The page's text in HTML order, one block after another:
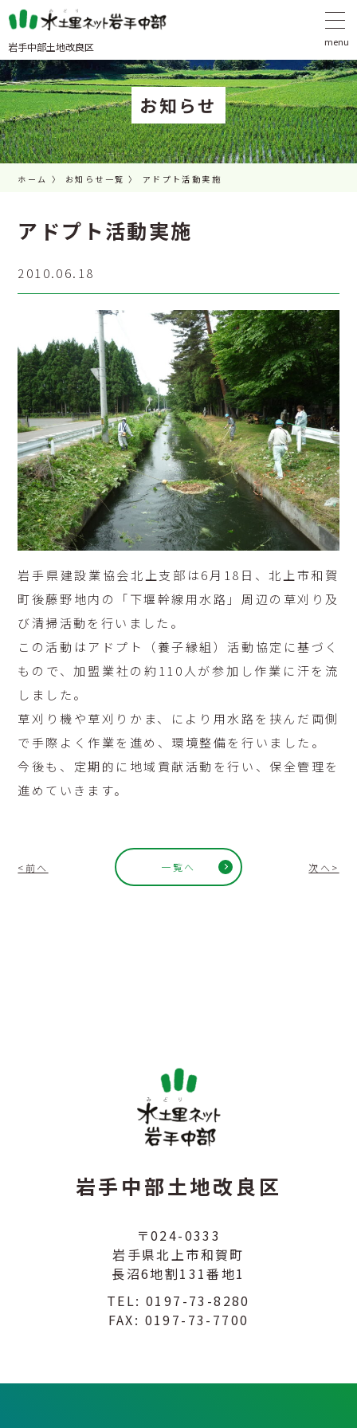
岩手中部土地改良区
お知らせ
ホーム お知らせ一覧 アドプト活動実施
アドプト活動実施
2010.06.18
岩手県建設業協会北上支部は6月18日、北上市和賀
町後藤野地内の「下堰幹線用水路」周辺の草刈り及
び清掃活動を行いました。
この活動はアドプト（養子縁組）活動協定に基づく
もので、加盟業社の約110人が参加し作業に汗を流
しました。
草刈り機や草刈りかま、により用水路を挟んだ両側
で手際よく作業を進め、環境整備を行いました。
今後も、定期的に地域貢献活動を行い、保全管理を
進めていきます。
<前へ 一覧へ 次へ>
岩手中部土地改良区
〒024-0333
岩手県北上市和賀町
長沼6地割131番地1
TEL:0197-73-8280
FAX: 0197-73-7700